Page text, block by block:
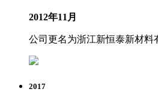
2012年11月
公司更名为浙江新恒泰新材料
2017